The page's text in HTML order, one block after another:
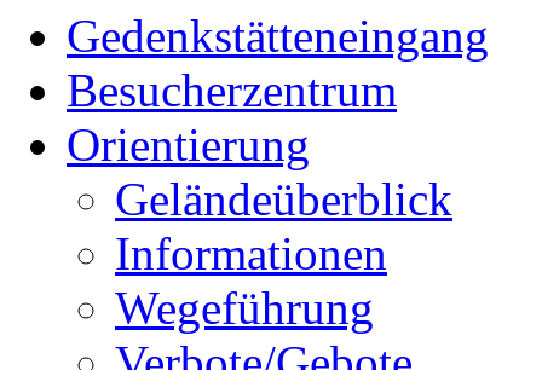
Gedenkstätteneingang
Besucherzentrum
Orientierung
Geländeüberblick
Informationen
Wegeführung